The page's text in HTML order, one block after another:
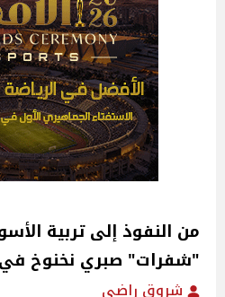
من النفوذ إلى تربية
"شفرات" صبري نخنوخ في
شروق راضي